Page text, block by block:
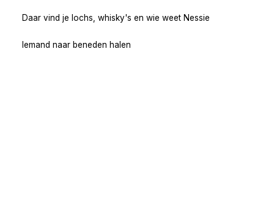
Daar vind je lochs, whisky's en wie weet Nessie
Iemand naar beneden halen